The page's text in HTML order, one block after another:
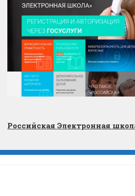
Российская Электронная